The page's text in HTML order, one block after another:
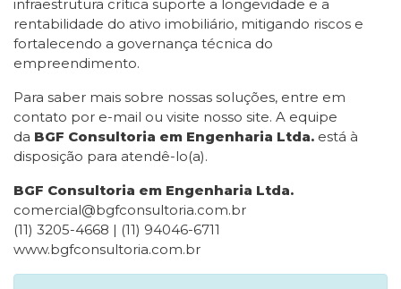
infraestrutura crítica suporte a longevidade e a
rentabilidade do ativo imobiliário, mitigando riscos e
fortalecendo a governança técnica do
empreendimento.
Para saber mais sobre nossas soluções, entre em
contato por e-mail ou visite nosso site. A equipe
da BGF Consultoria em Engenharia Ltda. está à
disposição para atendê-lo(a).
BGF Consultoria em Engenharia Ltda.
comercial@bgfconsultoria.com.br
(11) 3205-4668 | (11) 94046-6711
www.bgfconsultoria.com.br